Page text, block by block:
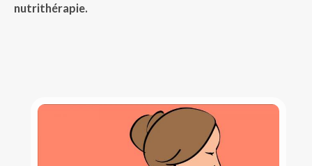
nutrithérapie.